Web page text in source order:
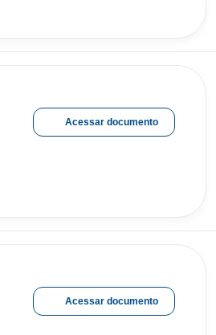
Acessar documento
Acessar documento